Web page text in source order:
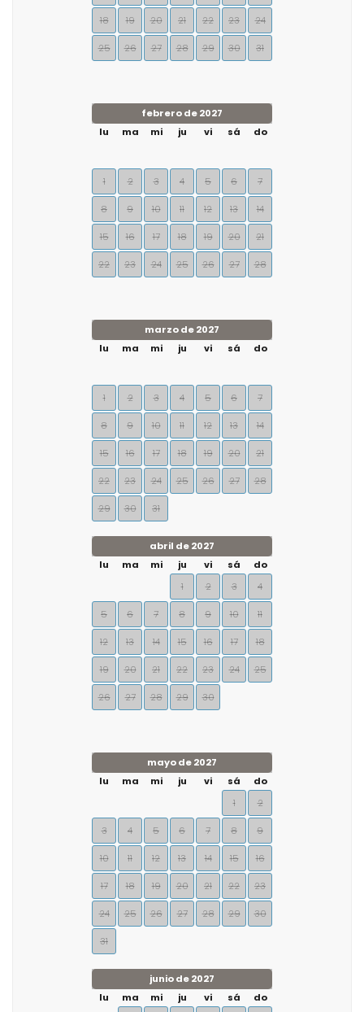
18 19 20 21 22 23 24
25 26 27 28 29 30 31
febrero de 2027
lu
ma mi ju vi sá do
1 2 3 4 5 6 7
8 9 10 11 12 13 14
15 16 17 18 19 20 21
22 23 24 25 26 27 28
marzo de 2027
lu
ma mi ju vi sá do
1 2 3 4 5 6 7
8 9 10 11 12 13 14
15 16 17 18 19 20 21
22 23 24 25 26 27 28
29 30 31
abril de 2027
lu
ma mi ju vi sá
do
1
2 3 4
5 6 7 8 9 10 11
12 13 14 15 16 17 18
19 20 21 22 23 24 25
26 27 28 29 30
mayo de 2027
lu
ma mi ju vi sá
do
1
2
3 4 5 6 7 8 9
10 11 12 13 14 15 16
17 18 19 20 21 22 23
24 25 26 27 28 29 30
31
junio de 2027
lu
ma mi ju vi sá
do